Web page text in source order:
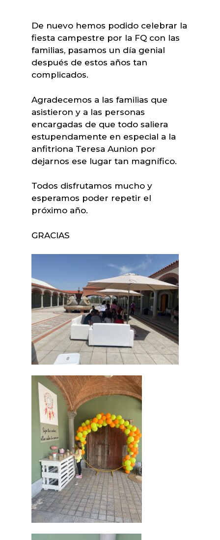
De nuevo hemos podido celebrar la
fiesta campestre por la FQ con las
familias, pasamos un día genial
después de estos años tan
complicados.
Agradecemos a las familias que
asistieron y a las personas
encargadas de que todo saliera
estupendamente en especial a la
anfitriona Teresa Aunion por
dejarnos ese lugar tan magnífico.
Todos disfrutamos mucho y
esperamos poder repetir el
próximo año.
GRACIAS